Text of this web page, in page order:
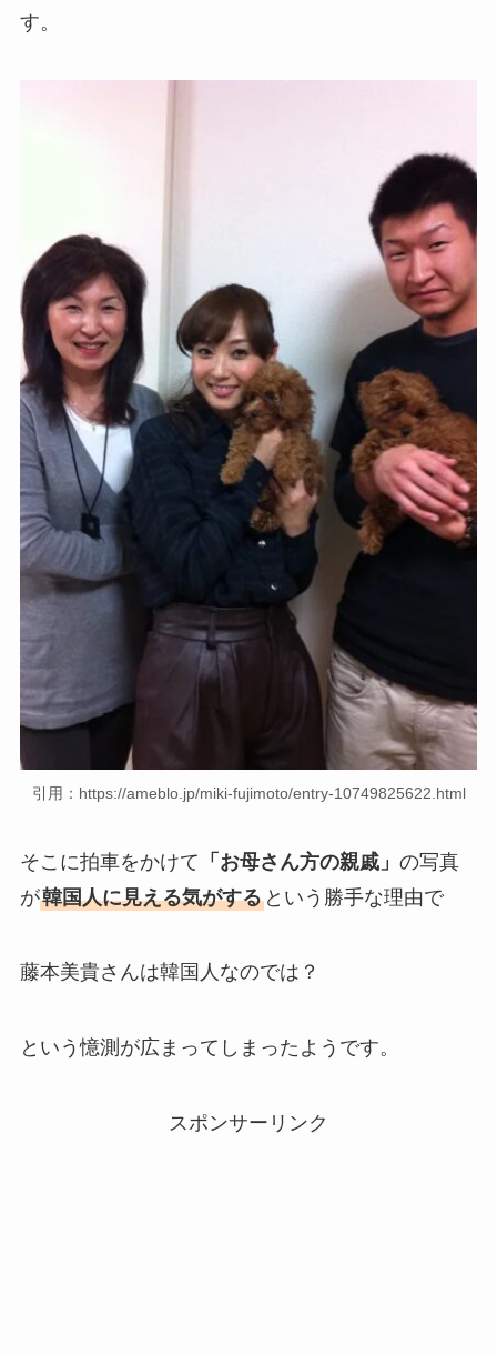
す。
引用：https://ameblo.jp/miki-fujimoto/entry-10749825622.html
そこに拍車をかけて 「お母さん方の親戚」 の写真
が韓国人に見える気がするという勝手な理由で
藤本美貴さんは韓国人なのでは？
という憶測が広まってしまったようです。
スポンサーリンク